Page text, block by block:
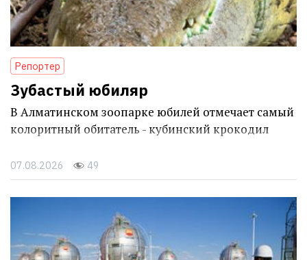
Репортер
Зубастый юбиляр
В Алматинском зоопарке юбилей отмечает самый
колоритный обитатель - кубинский крокодил
07.08.2026 49